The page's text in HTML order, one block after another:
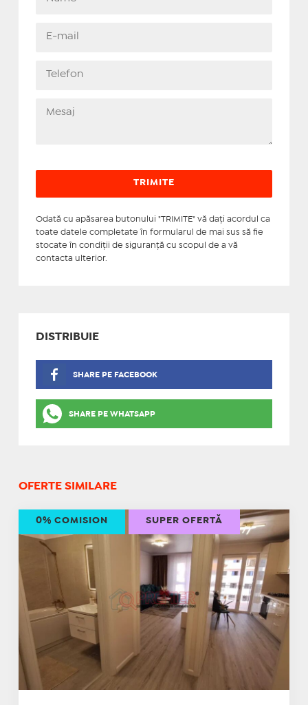
Odată cu apăsarea butonului "TRIMITE" vă daţi acordul ca
toate datele completate în formularul de mai sus să fie
stocate în condiţii de siguranţă cu scopul de a vă
contacta ulterior.
DISTRIBUIE
SHARE PE FACEBOOK
SHARE PE WHATSAPP
OFERTE SIMILARE
0% COMISION SUPER OFERTĂ